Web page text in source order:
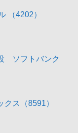
（4202）
ソフトバンク
ス（8591）